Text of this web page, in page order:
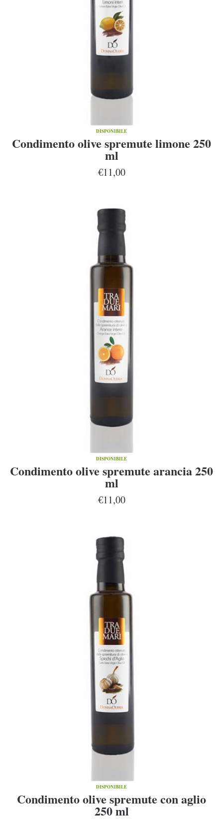
DISPONIBILE
Condimento olive spremute limone 250
ml
€11,00
DISPONIBILE
Condimento olive spremute arancia 250
ml
€11,00
DISPONIBILE
Condimento olive spremute con aglio
250 ml